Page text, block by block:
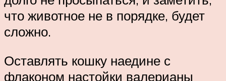
что животное не в порядке, будет
сложно.
Оставлять кошку наедине с
флаконом настойки валерианы